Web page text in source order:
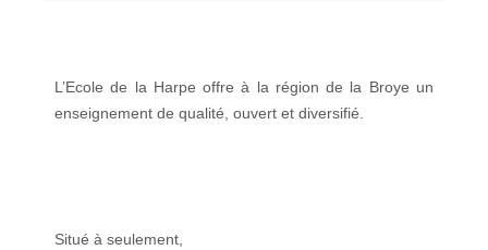
L’Ecole de la Harpe offre à la région de la Broye un
enseignement de qualité, ouvert et diversifié.
Situé à seulement,